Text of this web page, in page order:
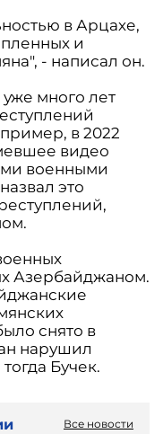
в Арцахе,
и
- написал он.
уже много лет
в 2022
видео
военными
это
Азербайджаном.
снято в
нарушил
Бучек.
Все новости